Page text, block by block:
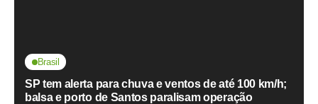
Brasil
SP tem alerta para chuva e ventos de até 100 km/h;
balsa e porto de Santos paralisam operação